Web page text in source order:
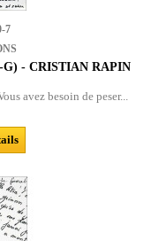
7
- CRISTIAN RAPIN
avez besoin de peser...